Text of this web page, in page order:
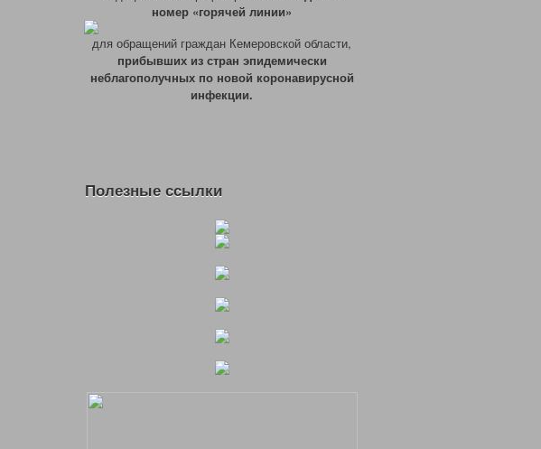
номер «горячей линии»
для обращений граждан Кемеровской области,
прибывших из стран эпидемически
неблагополучных по новой коронавирусной
инфекции.
Полезные ссылки